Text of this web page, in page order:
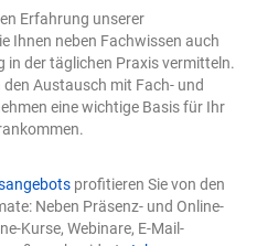
Anweisung für
Eingabe enthält in der
Ziel: Was genau soll
sondern „die drei
finden".
wen ist das Ergebnis
– etwa „als
Fließtext mit drei
Welcher
Erfahrung unserer
Ihnen neben Fachwissen auch
der täglichen Praxis vermitteln.
Austausch mit Fach- und
eine wichtige Basis für Ihr
profitieren Sie von den
Neben Präsenz- und Online-
Kurse, Webinare, E-Mail-